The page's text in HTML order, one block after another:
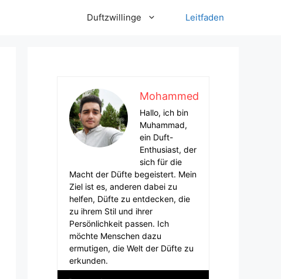
Duftzwillinge Leitfaden
Mohammed
Hallo, ich bin
Muhammad,
ein Duft-
Enthusiast, der
sich für die
Macht der Düfte begeistert. Mein
Ziel ist es, anderen dabei zu
helfen, Düfte zu entdecken, die
zu ihrem Stil und ihrer
Persönlichkeit passen. Ich
möchte Menschen dazu
ermutigen, die Welt der Düfte zu
erkunden.